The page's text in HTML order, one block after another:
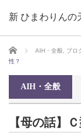
新 ひまわりんの
ホーム AIH・全般 ブロ
性？
AIH・全般
【母の話】